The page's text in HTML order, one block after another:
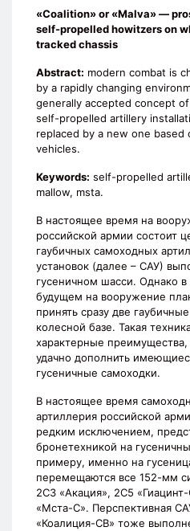
«Coalition» or «Malva» —
self-propelled howitzers on
tracked chassis
Abstract: modern combat is
by a rapidly changing
generally accepted concept
self-propelled artillery
replaced by a new one based
vehicles.
Keywords: self-propelled
mallow, msta.
В настоящее время на
российской армии состоит
гаубичных самоходных
установок (далее – САУ)
гусеничном шасси. Однако
будущем на вооружение
принять сразу две
колесной базе. Такая
характерные
удачно дополнить
гусеничные самоходки.
В настоящее время
артиллерия российской
редким исключением,
бронетехникой на
примеру, именно на
перемещаются все 152-мм
2С3 «Акация», 2С5
«Мста-С». Перспективная
«Коалиция-СВ» тоже